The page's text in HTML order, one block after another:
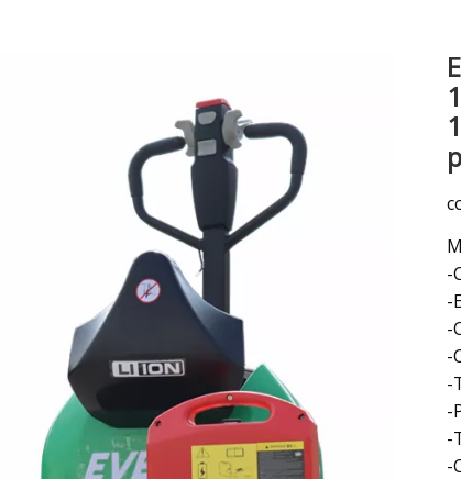
Acessórios e peças para empilhadeiras
-
-
-
-
-
-
-
-